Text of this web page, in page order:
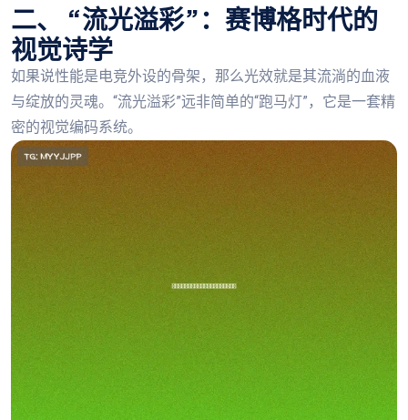
二、 “流光溢彩”：赛博格时代的
视觉诗学
如果说性能是电竞外设的骨架，那么光效就是其流淌的血液
与绽放的灵魂。“流光溢彩”远非简单的“跑马灯”，它是一套精
密的视觉编码系统。